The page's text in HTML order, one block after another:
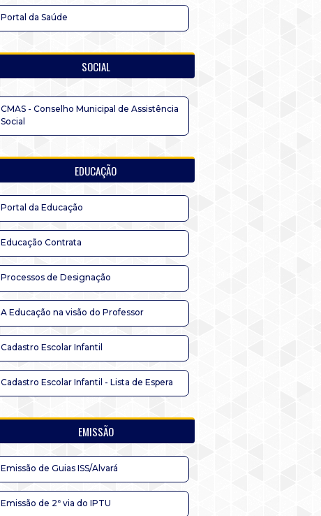
Portal da Saúde
SOCIAL
CMAS - Conselho Municipal de Assistência
Social
EDUCAÇÃO
Portal da Educação
Educação Contrata
Processos de Designação
A Educação na visão do Professor
Cadastro Escolar Infantil
Cadastro Escolar Infantil - Lista de Espera
EMISSÃO
Emissão de Guias ISS/Alvará
Emissão de 2ª via do IPTU